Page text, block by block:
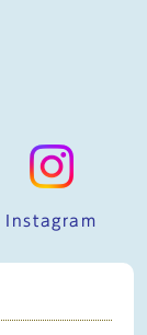
Instagram